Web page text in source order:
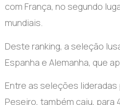
com França, no segundo
mundiais.
Deste ranking, a seleção
Espanha e Alemanha, que
Entre as seleções lideradas
Peseiro, também caiu, para